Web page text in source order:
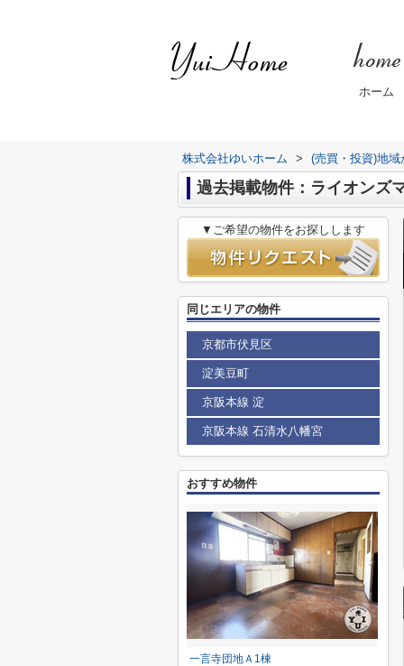
ホーム
株式会社ゆいホーム > (売買・投資)地域
過去掲載物件：ライオンズ
▼ご希望の物件をお探しします
同じエリアの物件
京都市伏見区
淀美豆町
京阪本線 淀
京阪本線 石清水八幡宮
おすすめ物件
一言寺団地Ａ1棟